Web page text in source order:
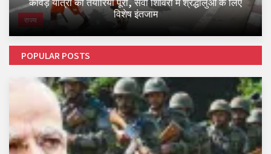
राज्य विशेष इंतजाम
POPULAR POSTS